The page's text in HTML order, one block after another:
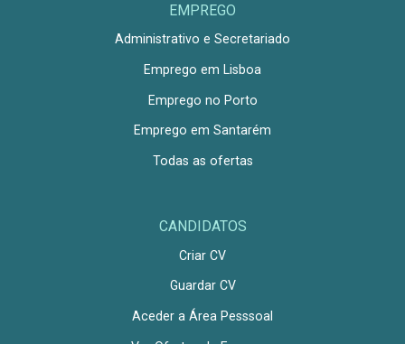
EMPREGO
Administrativo e Secretariado
Emprego em Lisboa
Emprego no Porto
Emprego em Santarém
Todas as ofertas
CANDIDATOS
Criar CV
Guardar CV
Aceder a Área Pesssoal